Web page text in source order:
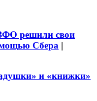
решили свои
Сбера |
и «книжки»